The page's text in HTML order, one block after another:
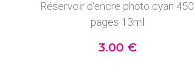
Réservoir d'encre photo cyan 450
pages 13ml
3.00 €